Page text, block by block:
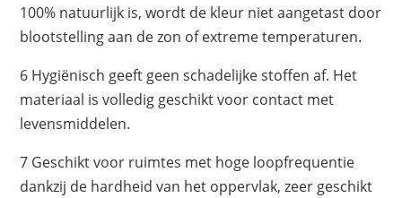
100% natuurlijk is, wordt de kleur niet aangetast door
blootstelling aan de zon of extreme temperaturen.
6 Hygiënisch geeft geen schadelijke stoffen af. Het
materiaal is volledig geschikt voor contact met
levensmiddelen.
7 Geschikt voor ruimtes met hoge loopfrequentie
dankzij de hardheid van het oppervlak, zeer geschikt